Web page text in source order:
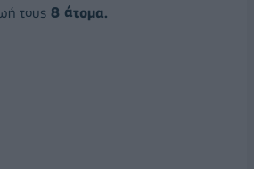
τους 8 άτομα.